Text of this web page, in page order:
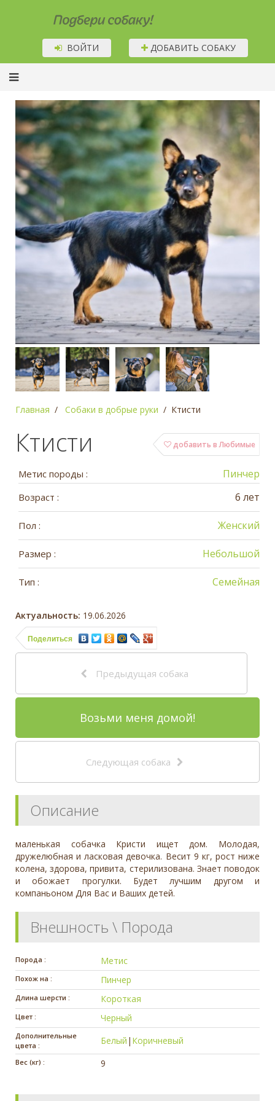
Подбери собаку!
ВОЙТИ ДОБАВИТЬ СОБАКУ
Главная Собаки в добрые руки Ктисти
добавить в Любимые
Ктисти
Метис породы : Пинчер
Возраст : 6 лет
Пол : Женский
Размер : Небольшой
Тип : Семейная
Актуальность: 19.06.2026
Поделиться
Предыдущая собака
Возьми меня домой!
Следующая собака
Описание
маленькая собачка Кристи ищет дом. Молодая,
дружелюбная и ласковая девочка. Весит 9 кг, рост ниже
колена, здорова, привита, стерилизована. Знает поводок
и обожает прогулки. Будет лучшим другом и
компаньоном Для Вас и Ваших детей.
Внешность \ Порода
Порода : Метис
Похож на : Пинчер
Длина шерсти : Короткая
Цвет : Черный
Дополнительные
цвета :
Белый | Коричневый
Вес (кг) : 9